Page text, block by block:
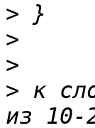
>
>
>
> к